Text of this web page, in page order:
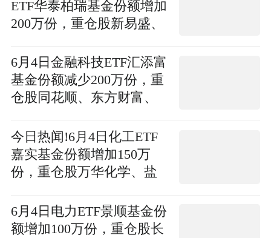
ETF华泰柏瑞基金份额增加
200万份，重仓股新易盛、
关注
6月4日金融科技ETF汇添富
基金份额减少200万份，重
仓股同花顺、东方财富、
今日热闻!6月4日化工ETF
嘉实基金份额增加150万
份，重仓股万华化学、盐
6月4日电力ETF景顺基金份
额增加100万份，重仓股长